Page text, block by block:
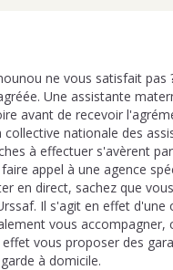
ne vous satisfait
Une assistante
avant de recevoir
nationale des
à effectuer s'avèrent
appel à une agence
en direct, sachez que
Il s'agit en effet
vous
vous proposer des
à domicile.